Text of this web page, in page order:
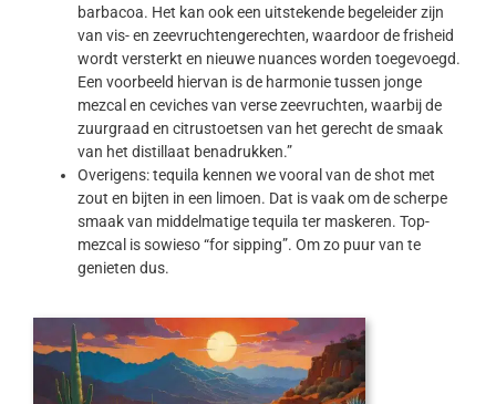
barbacoa. Het kan ook een uitstekende begeleider zijn
van vis- en zeevruchtengerechten, waardoor de frisheid
wordt versterkt en nieuwe nuances worden toegevoegd.
Een voorbeeld hiervan is de harmonie tussen jonge
mezcal en ceviches van verse zeevruchten, waarbij de
zuurgraad en citrustoetsen van het gerecht de smaak
van het distillaat benadrukken.”
Overigens: tequila kennen we vooral van de shot met
zout en bijten in een limoen. Dat is vaak om de scherpe
smaak van middelmatige tequila ter maskeren. Top-
mezcal is sowieso “for sipping”. Om zo puur van te
genieten dus.